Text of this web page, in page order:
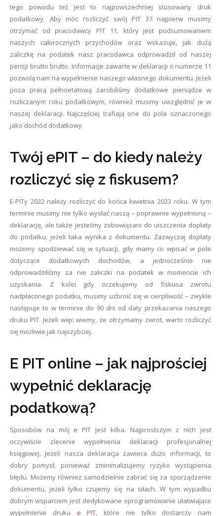
tego powodu też jest to najpowszechniej stosowany druk
podatkowy. Aby móc rozliczyć swój PIT 37 najpierw musimy
otrzymać od pracodawcy PIT 11, który jest podsumowaniem
naszych całorocznych przychodów oraz wskazuje, jak dużą
zaliczkę na podatek nasz pracodawca odprowadził od naszej
pensji brutto brutto. Informacje zawarte w deklaracji o numerze 11
pozwolą nam na wypełnienie naszego własnego dokumentu. Jeżeli
poza pracą pełnoetatową zarobiliśmy dodatkowe pieniądze w
rozliczanym roku podatkowym, również musimy uwzględnić je w
naszej deklaracji. Najczęściej trafiają one do pola oznaczonego
jako dochód dodatkowy.
Twój ePIT – do kiedy należy
rozliczyć się z fiskusem?
E-PITy 2022 należy rozliczyć do końca kwietnia 2023 roku. W tym
terminie musimy nie tylko wysłać naszą – poprawnie wypełnioną –
deklarację, ale także jesteśmy zobowiązani do uiszczenia dopłaty
do podatku, jeżeli taka wynika z dokumentu. Zazwyczaj dopłaty
możemy spodziewać się w sytuacji, gdy mamy co wpisać w pole
dotyczące dodatkowych dochodów, a jednocześnie nie
odprowadziliśmy za nie zaliczki na podatek w momencie ich
uzyskania. Z kolei gdy oczekujemy od fiskusa zwrotu
nadpłaconego podatku, musimy uzbroić się w cierpliwość – zwykle
następuje to w terminie do 90 dni od daty przekazania naszego
druku PIT. Jeżeli więc wiemy, że otrzymamy zwrot, warto rozliczyć
się możliwie jak najszybciej.
E PIT online – jak najprościej
wypełnić deklarację
podatkową?
Sposobów na mój e PIT jest kilka. Najprostszym z nich jest
oczywiście zlecenie wypełnienia deklaracji profesjonalnej
księgowej. Jeżeli nasza deklaracja zawiera dużo informacji, to
dobry pomysł, ponieważ zminimalizujemy ryzyko wystąpienia
błędu. Możemy również samodzielnie zabrać się za sporządzenie
dokumentu, jeżeli tylko czujemy się na siłach. W tym wypadku
dobrym wsparciem jest dedykowane oprogramowanie ułatwiające
wypełnienie druku e PIT , które nie tylko dostarczy nam